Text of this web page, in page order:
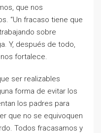
que nos
“Un fracaso tiene que
sobre
Y, después de todo,
fortalece.
ser realizables
forma de evitar los
los padres para
que no se equivoquen
Todos fracasamos y